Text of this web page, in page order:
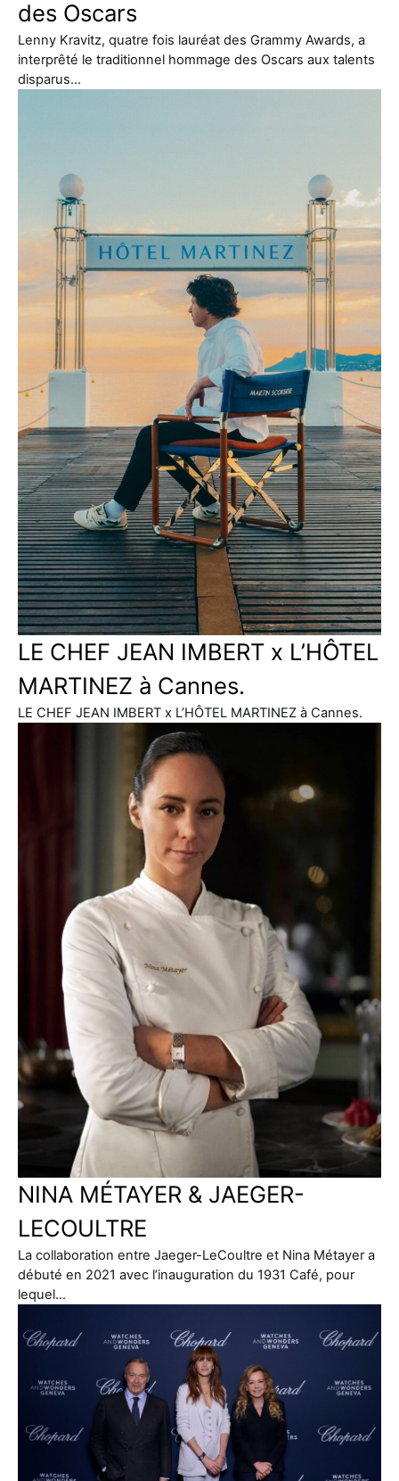
des Oscars
Lenny Kravitz, quatre fois lauréat des Grammy Awards, a
interprêté le traditionnel hommage des Oscars aux talents
disparus…
LE CHEF JEAN IMBERT x L’HÔTEL
MARTINEZ à Cannes.
LE CHEF JEAN IMBERT x L’HÔTEL MARTINEZ à Cannes.
NINA MÉTAYER & JAEGER-
LECOULTRE
La collaboration entre Jaeger-LeCoultre et Nina Métayer a
débuté en 2021 avec l’inauguration du 1931 Café, pour
lequel…